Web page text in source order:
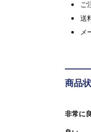
ご
送
メ
商品
非常に